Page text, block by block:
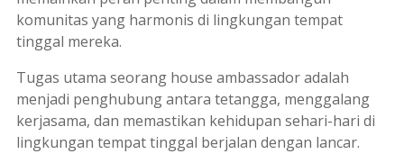
komunitas yang harmonis di lingkungan tempat
tinggal mereka.
Tugas utama seorang house ambassadoradalah
menjadi penghubung antara tetangga, menggalang
kerjasama, dan memastikan kehidupan sehari-hari di
lingkungan tempat tinggal berjalan dengan lancar.